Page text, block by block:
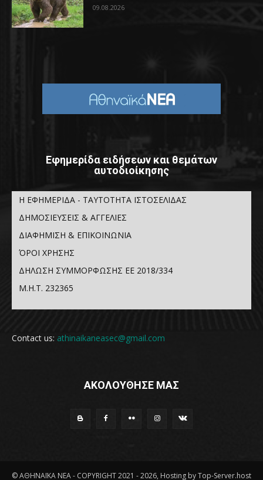
09.08.2026
Εφημερίδα ειδήσεων και θεμάτων
αυτοδιοίκησης
Η ΕΦΗΜΕΡΙΔΑ - ΤΑΥΤΟΤΗΤΑ ΙΣΤΟΣΕΛΙΔΑΣ
ΔΗΜΟΣΙΕΥΣΕΙΣ & ΑΓΓΕΛΙΕΣ
ΔΙΑΦΗΜΙΣΗ & ΕΠΙΚΟΙΝΩΝΙΑ
ΌΡΟΙ ΧΡΗΣΗΣ
ΔΗΛΩΣΗ ΣΥΜΜΟΡΦΩΣΗΣ ΕΕ 2018/334
Μ.Η.Τ. 232365
Contact us: athinaikaneasec@gmail.com
ΑΚΟΛΟΥΘΗΣΕ ΜΑΣ
© ΑΘΗΝΑΪΚΑ ΝΕΑ - COPYRIGHT 2021 - 2026, Hosting by Top-Server.host